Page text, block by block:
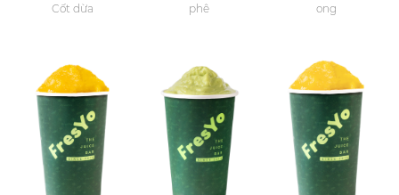
Cốt dừa
phê
ong